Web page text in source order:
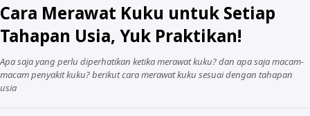
Cara Merawat Kuku untuk Setiap
Tahapan Usia, Yuk Praktikan!
Apa saja yang perlu diperhatikan ketika merawat kuku? dan apa saja macam-
macam penyakit kuku? berikut cara merawat kuku sesuai dengan tahapan
usia